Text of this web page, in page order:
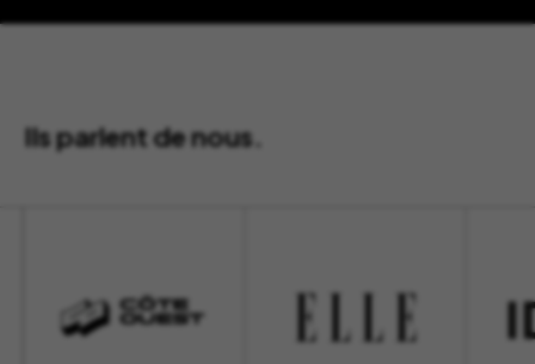
Ils parlent de nous.